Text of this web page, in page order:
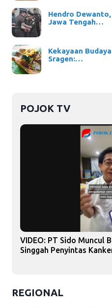
Hendro
Jawa Tengah…
Kekayaan
Sragen:…
POJOK TV
VIDEO: PT Sido Muncul
Singgah Penyintas
REGIONAL